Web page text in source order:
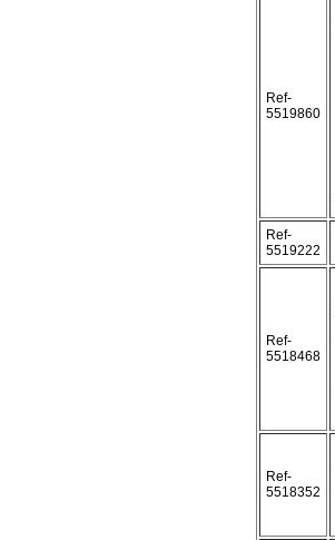
Ref-
5519860
Ref-
5519222
Ref-
5518468
Ref-
5518352